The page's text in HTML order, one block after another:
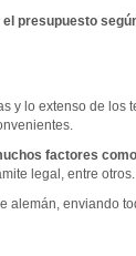
presupuesto
y lo extenso de los
factores
legal, entre otros.
alemán, enviando